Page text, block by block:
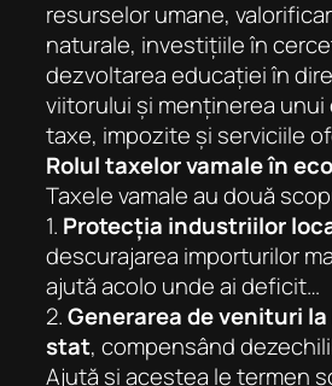
resurselor umane,
naturale, investițiile în
dezvoltarea educației în
viitorului și menținerea
taxe, impozite și serviciile
Rolul taxelor vamale în
Taxele vamale au două
1. Protecția industriilor
descurajarea importurilor
ajută acolo unde ai deficit…
2.Generarea de venituri
stat, compensând
Ajută și acestea le termen